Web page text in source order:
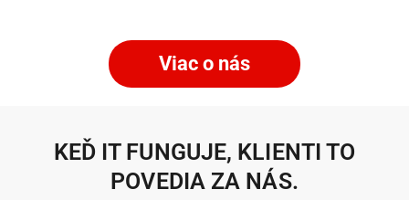
Viac o nás
KEĎ IT FUNGUJE, KLIENTI TO
POVEDIA ZA NÁS.